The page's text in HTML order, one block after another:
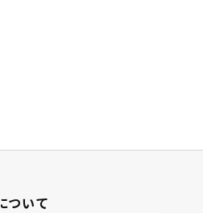
ついて